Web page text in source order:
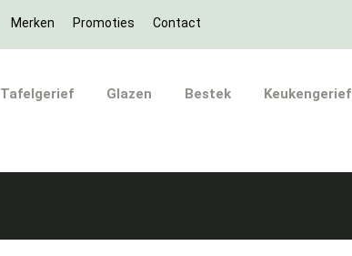
Merken Promoties Contact
Tafelgerief Glazen Bestek Keukengerief